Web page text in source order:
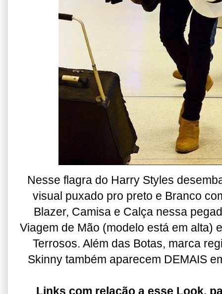
Nesse flagra do Harry Styles
visual puxado pro preto e Branco
Blazer, Camisa e Calça nessa
Viagem de Mão (modelo está em alta)
Terrosos. Além das Botas, marca
Skinny também aparecem DEMAIS
Links com relação a esse Look,